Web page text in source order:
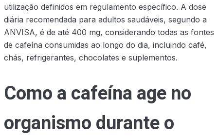
utilização definidos em regulamento específico. A dose
diária recomendada para adultos saudáveis, segundo a
ANVISA, é de até 400 mg, considerando todas as fontes
de cafeína consumidas ao longo do dia, incluindo café,
chás, refrigerantes, chocolates e suplementos.
Como a cafeína age no
organismo durante o